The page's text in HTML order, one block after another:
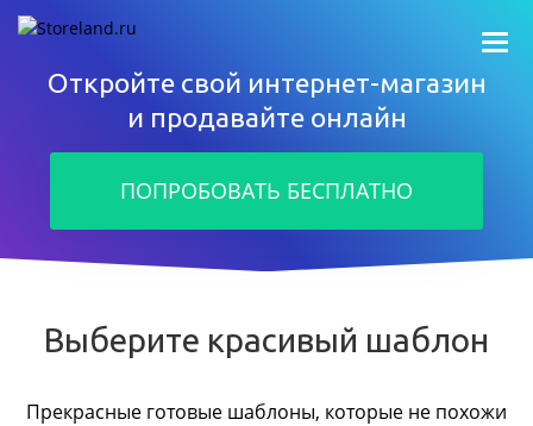
Откройте свой интернет-магазин
и продавайте онлайн
ПОПРОБОВАТЬ БЕСПЛАТНО
Выберите красивый шаблон
Прекрасные готовые шаблоны, которые не похожи